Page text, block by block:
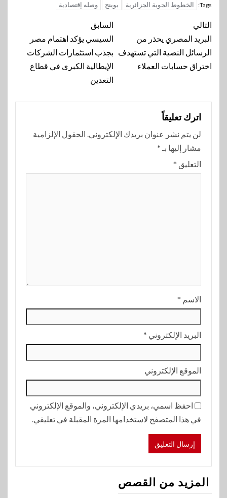
Tags: الخطوط الجوية الجزائرية بوينج وصله إقتصادية
تنقل
المقالة
السابق
السيسي يؤكد اهتمام مصر
بجذب استثمارات الشركات
الإيطالية الكبرى في قطاع
التعدين
التالي
البريد المصري يحذر من
الرسائل النصية التي تستهدف
اختراق حسابات العملاء
اترك تعليقاً
لن يتم نشر عنوان بريدك الإلكتروني. الحقول الإلزامية
مشار إليها بـ *
التعليق *
الاسم *
البريد الإلكتروني *
الموقع الإلكتروني
احفظ اسمي، بريدي الإلكتروني، والموقع الإلكتروني
في هذا المتصفح لاستخدامها المرة المقبلة في تعليقي.
المزيد من القصص